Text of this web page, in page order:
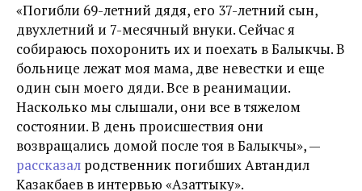
«Погибли 69-летний дядя, его 37-летний сын,
двухлетний и 7-месячный внуки. Сейчас я
собираюсь похоронить их и поехать в Балыкчы. В
больнице лежат моя мама, две невестки и еще
один сын моего дяди. Все в реанимации.
Насколько мы слышали, они все в тяжелом
состоянии. В день происшествия они
возвращались домой после тоя в Балыкчы», —
рассказал родственник погибших Автандил
Казакбаев в интервью «Азаттыку».